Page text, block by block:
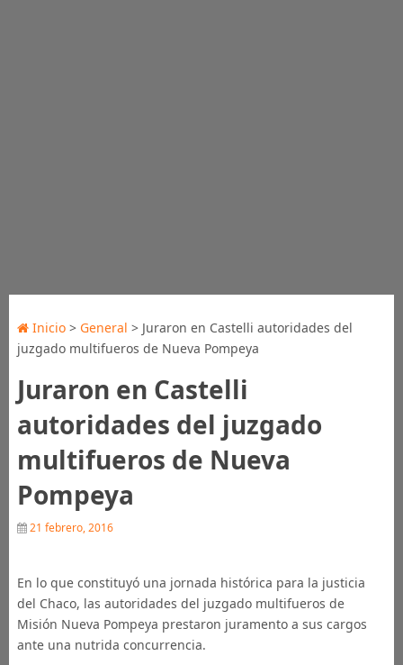
Inicio> General > Juraron en Castelli autoridades del
juzgado multifueros de Nueva Pompeya
Juraron en Castelli
autoridades del juzgado
multifueros de Nueva
Pompeya
21 febrero, 2016
En lo que constituyó una jornada histórica para la justicia
del Chaco, las autoridades del juzgado multifueros de
Misión Nueva Pompeya prestaron juramento a sus cargos
ante una nutrida concurrencia.